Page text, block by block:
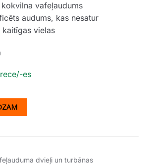
vafeļaudums
audums, kas nesatur
vielas
es
dvieļi un turbānas